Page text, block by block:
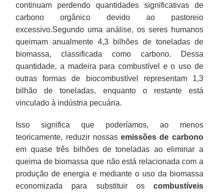
continuam perdendo quantidades significativas de
carbono orgânico devido ao pastoreio
excessivo.Segundo uma análise, os seres humanos
queimam anualmente 4,3 bilhões de toneladas de
biomassa, classificada como carbono. Dessa
quantidade, a madeira para combustível e o uso de
outras formas de biocombustível representam 1,3
bilhão de toneladas, enquanto o restante está
vinculado à indústria pecuária.
Isso significa que poderíamos, ao menos
teoricamente, reduzir nossasemissões de carbono
em quase três bilhões de toneladas ao eliminar a
queima de biomassa que não está relacionada com a
produção de energia e mediante o uso da biomassa
economizada para substituir os combustíveis